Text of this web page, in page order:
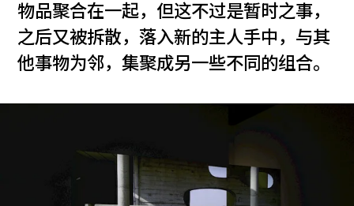
物品聚合在一起，但这不过是暂时之事，
之后又被拆散，落入新的主人手中，与其
他事物为邻，集聚成另一些不同的组合。